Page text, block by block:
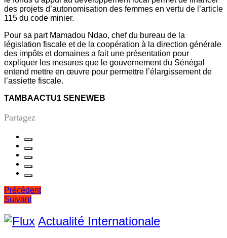
des projets d’autonomisation des femmes en vertu de l’article
115 du code minier.
Pour sa part Mamadou Ndao, chef du bureau de la
législation fiscale et de la coopération à la direction générale
des impôts et domaines a fait une présentation pour
expliquer les mesures que le gouvernement du Sénégal
entend mettre en œuvre pour permettre l’élargissement de
l’assiette fiscale.
TAMBAACTU1 SENEWEB
Partagez
Navigation
de
l’article
Précédent
Suivant
Actualité Internationale